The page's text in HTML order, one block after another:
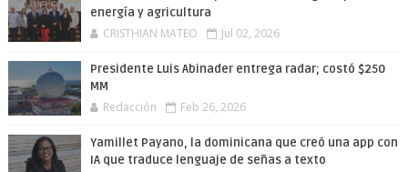
energía y agricultura
CRISTHIAN MATEO Jul 02, 2026
Presidente Luis Abinader entrega radar; costó $250
MM
Redacción Feb 26, 2026
Yamillet Payano, la dominicana que creó una app con
IA que traduce lenguaje de señas a texto